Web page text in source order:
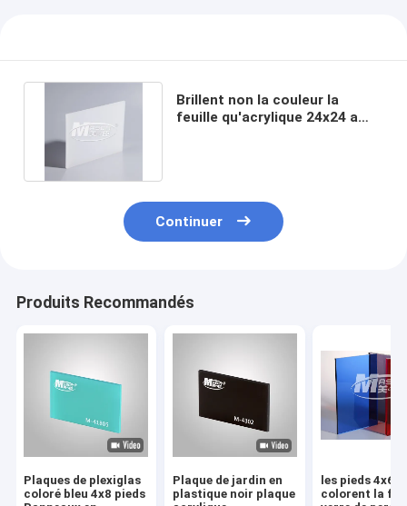
Brillent non la couleur la
feuille qu'acrylique 24x24 a
Continuer
Produits Recommandés
Plaques de plexiglas
coloré bleu 4x8 pieds
Plaque de jardin en
plastique noir plaque
les pieds 4x6
colorent la